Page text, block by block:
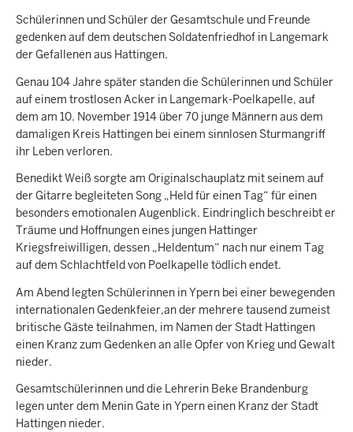
Schülerinnen und Schüler der Gesamtschule und Freunde
gedenken auf dem deutschen Soldatenfriedhof in Langemark
der Gefallenen aus Hattingen.
Genau 104 Jahre später standen die Schülerinnen und Schüler
auf einem trostlosen Acker in Langemark-Poelkapelle, auf
dem am 10. November 1914 über 70 junge Männern aus dem
damaligen Kreis Hattingen bei einem sinnlosen Sturmangriff
ihr Leben verloren.
Benedikt Weiß sorgte am Originalschauplatz mit seinem auf
der Gitarre begleiteten Song „Held für einen Tag“ für einen
besonders emotionalen Augenblick. Eindringlich beschreibt er
Träume und Hoffnungen eines jungen Hattinger
Kriegsfreiwilligen, dessen „Heldentum“ nach nur einem Tag
auf dem Schlachtfeld von Poelkapelle tödlich endet.
Am Abend legten Schülerinnen in Ypern bei einer bewegenden
internationalen Gedenkfeier,an der mehrere tausend zumeist
britische Gäste teilnahmen, im Namen der Stadt Hattingen
einen Kranz zum Gedenken an alle Opfer von Krieg und Gewalt
nieder.
Gesamtschülerinnen und die Lehrerin Beke Brandenburg
legen unter dem Menin Gate in Ypern einen Kranz der Stadt
Hattingen nieder.